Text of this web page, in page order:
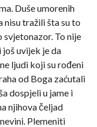
Duše umorenih
nisu tražili šta su to
To nije
uvijek je da
ljudi koji su rođeni
od Boga zaćutali
dospjeli u jame i
njihova čeljad
Plemeniti